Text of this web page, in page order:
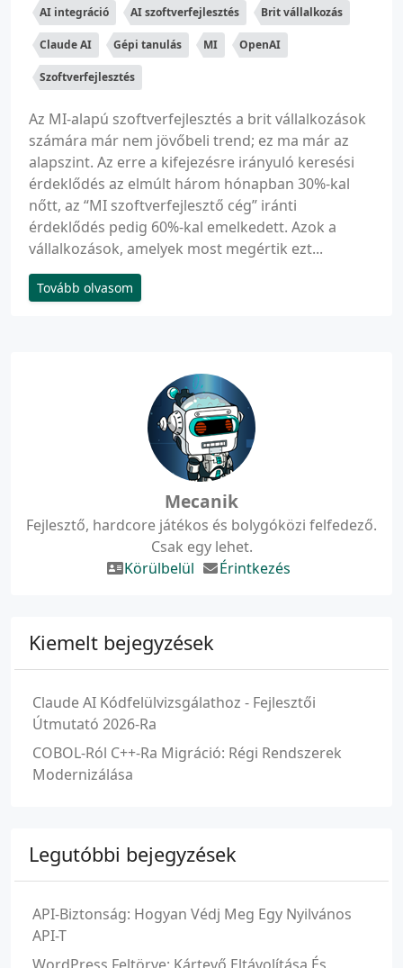
AI integráció AI szoftverfejlesztés Brit vállalkozás
Claude AI Gépi tanulás MI OpenAI
Szoftverfejlesztés
Az MI-alapú szoftverfejlesztés a brit vállalkozások
számára már nem jövőbeli trend; ez ma már az
alapszint. Az erre a kifejezésre irányuló keresési
érdeklődés az elmúlt három hónapban 30%-kal
nőtt, az “MI szoftverfejlesztő cég” iránti
érdeklődés pedig 60%-kal emelkedett. Azok a
vállalkozások, amelyek most megértik ezt...
Tovább olvasom
Mecanik
Fejlesztő, hardcore játékos és bolygóközi felfedező.
Csak egy lehet.
Körülbelül
Érintkezés
Kiemelt bejegyzések
Claude AI Kódfelülvizsgálathoz - Fejlesztői
Útmutató 2026-Ra
COBOL-Ról C++-Ra Migráció: Régi Rendszerek
Modernizálása
Legutóbbi bejegyzések
API-Biztonság: Hogyan Védj Meg Egy Nyilvános
API-T